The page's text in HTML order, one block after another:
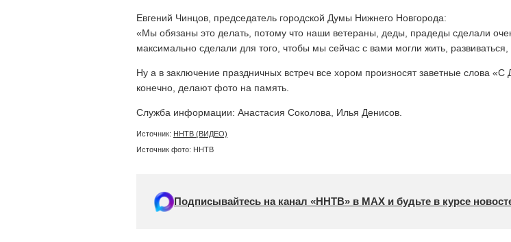
Евгений Чинцов, председатель городской Думы Нижнего Новгорода:
«Мы обязаны это делать, потому что наши ветераны, деды, прадеды сделали
максимально сделали для того, чтобы мы сейчас с вами могли жить, развиваться,
Ну а в заключение праздничных встреч все хором произносят заветные слова
конечно, делают фото на память.
Служба информации: Анастасия Соколова, Илья Денисов.
Источник: ННТВ (ВИДЕО)
Источник фото: ННТВ
Подписывайтесь на канал «ННТВ» в МАХ и будьте в курсе